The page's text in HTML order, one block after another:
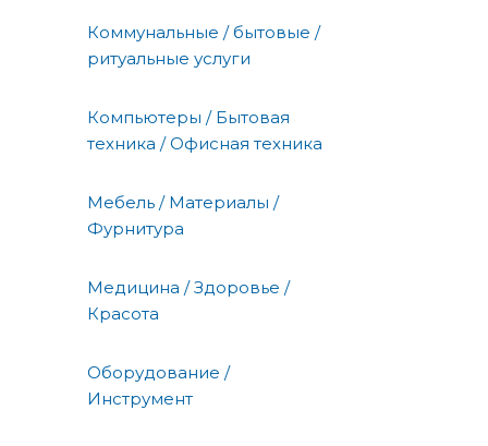
Коммунальные / бытовые /
ритуальные услуги
Компьютеры / Бытовая
техника / Офисная техника
Мебель / Материалы /
Фурнитура
Медицина / Здоровье /
Красота
Оборудование /
Инструмент